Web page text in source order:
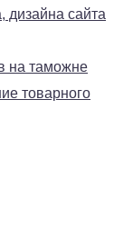
дизайна сайта
на таможне
товарного